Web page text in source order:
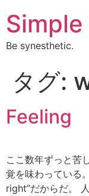
Be synesthetic.
タグ:
Feeling
ここ数年ずっと苦
覚を味わっている
right”だからだ。